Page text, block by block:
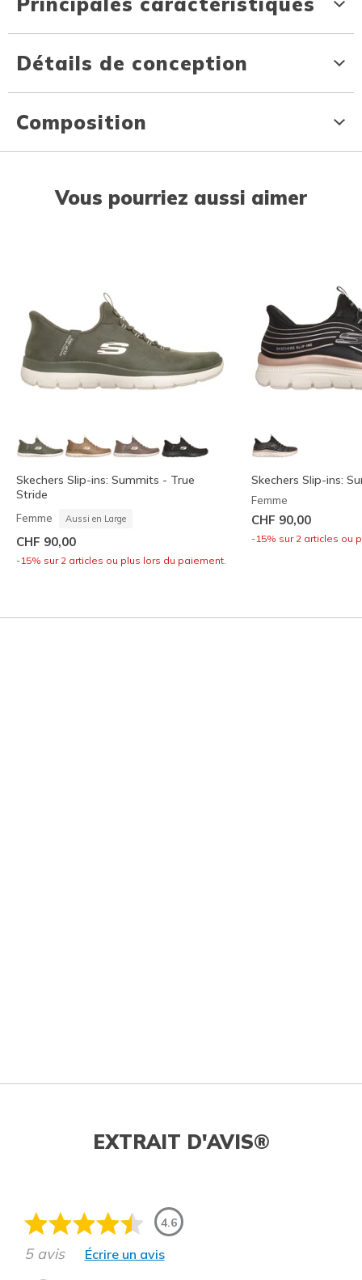
Détails de conception
Composition
Vous pourriez aussi aimer
Skechers Slip-ins: Summits - True
Stride
Femme Aussi en Large
CHF 90,00
-15% sur 2 articles ou plus lors du paiement.
Skechers Slip-ins:
Femme
CHF 90,00
-15% sur 2 articles ou
EXTRAIT D'AVIS®
4.6
5 avis Écrire un avis